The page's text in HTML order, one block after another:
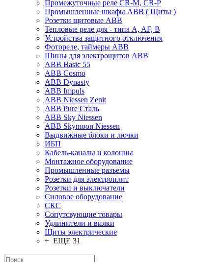
Промежуточные реле CR-M, CR-P
Промышленные шкафы ABB ( Щиты )
Розетки щитовые ABB
Тепловые реле для - типа A, AF, B
Устройства защитного отключения
Фотореле, таймеры ABB
Шины для электрощитов АВВ
ABB Basic 55
ABB Cosmo
ABB Dynasty
ABB Impuls
ABB Niessen Zenit
ABB Pure Сталь
ABB Sky Niessen
ABB Skymoon Niessen
Выдвижные блоки и лючки
ИБП
Кабель-каналы и колонны
Монтажное оборудование
Промышленные разъемы
Розетки для электроплит
Розетки и выключатели
Силовое оборудование
СКС
Сопутсвующие товары
Удлинители и вилки
Щиты электрические
+ ЕЩЕ 31